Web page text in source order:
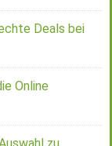
Deals bei
Online